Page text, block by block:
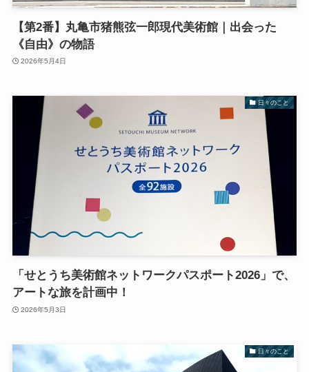
【第2番】丸亀市猪熊弦一郎現代美術館｜出会った
《自由》の物語
2026年5月4日
日々のこと
「せとうち美術館ネットワークパスポート2026」で、
アートな旅を計画中！
2026年5月3日
日々のこと